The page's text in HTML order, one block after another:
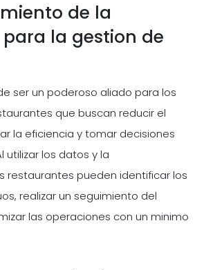
de la
la gestion de
ser un poderoso aliado para los
que buscan reducir el
la eficiencia y tomar decisiones
utilizar los datos y la
restaurantes pueden identificar los
realizar un seguimiento del
las operaciones con un minimo